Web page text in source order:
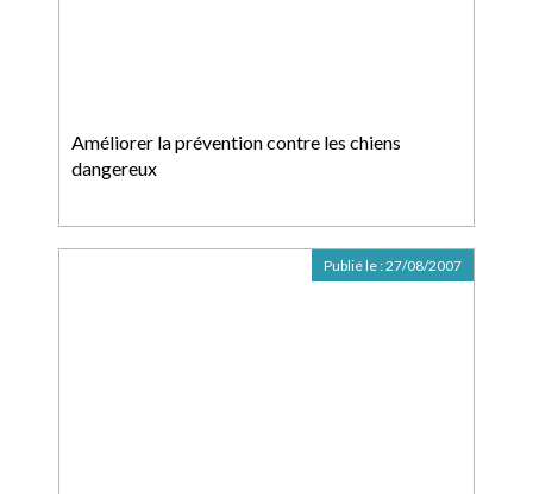
Améliorer la prévention contre les chiens
dangereux
Publié le :27/08/2007